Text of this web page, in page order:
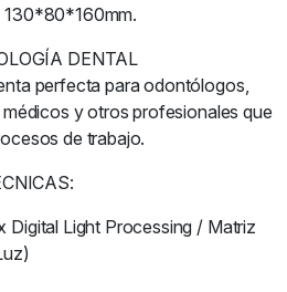
130*80*160mm.
DENTAL
perfecta para odontólogos,
y otros profesionales que
de trabajo.
Digital Light Processing / Matriz